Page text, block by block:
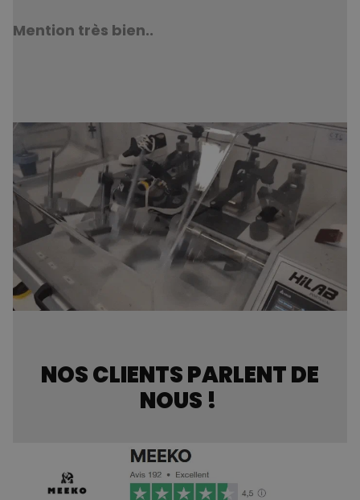
Mention très bien..
NOS CLIENTS PARLENT DE
NOUS !